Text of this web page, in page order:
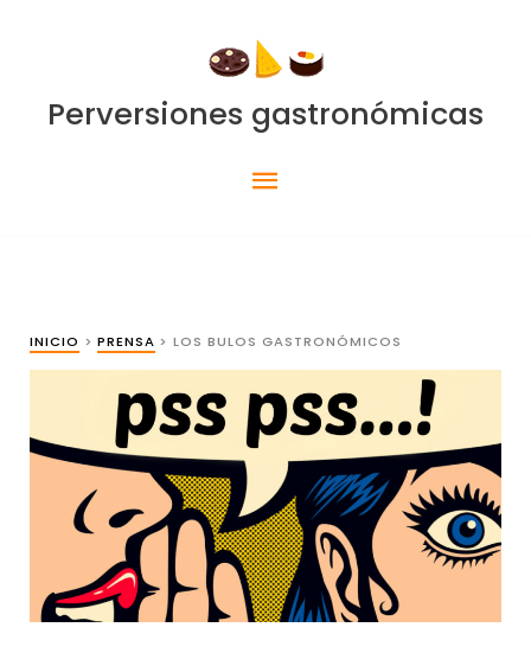
Perversiones gastronómicas
Menú
INICIO PRENSA LOS BULOS GASTRONÓMICOS